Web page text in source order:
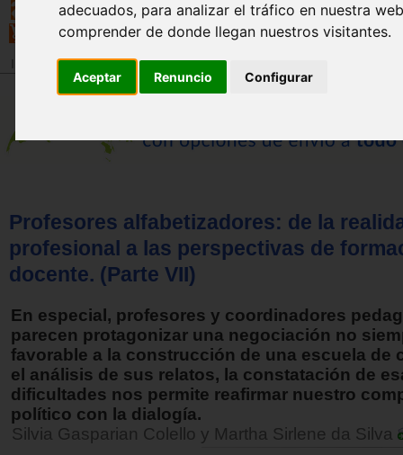
adecuados, para analizar el tráfico en nuestra
comprender de donde llegan nuestros visitantes.
Aceptar Renuncio Configurar
Revista
Profesores alfabetizadores: de la
profesional a las perspectivas de
docente. (Parte VII)
En especial, profesores y coordinadores
parecen protagonizar una negociación no
favorable a la construcción de una escuela de
el análisis de sus relatos, la constatación de
dificultades nos permite reafirmar nuestro
político con la dialogía.
Silvia Gasparian Colello y Martha Sirlene da Silva